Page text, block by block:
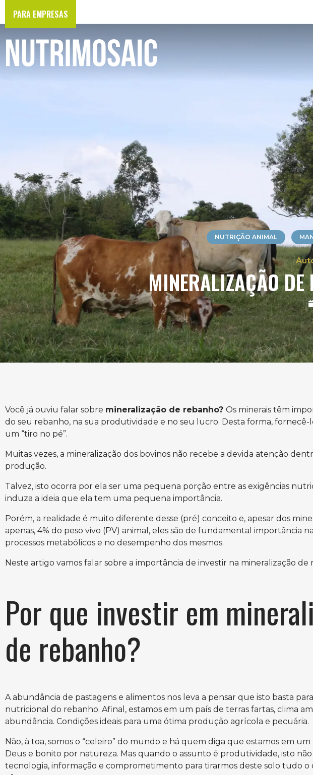
PARA EMPRESAS
NUTRIÇÃO ANIMAL
MINERALIZAÇÃO DE
Você já ouviu falar sobre mineralização de rebanho? Os minerais têm
do seu rebanho, na sua produtividade e no seu lucro. Desta forma,
um “tiro no pé”.
Muitas vezes, a mineralização dos bovinos não recebe a devida atenção
produção.
Talvez, isto ocorra por ela ser uma pequena porção entre as exigências
induza a ideia que ela tem uma pequena importância.
Porém, a realidade é muito diferente desse (pré) conceito e, apesar dos
apenas, 4% do peso vivo (PV) animal, eles são de fundamental importância
processos metabólicos e no desempenho dos mesmos.
Neste artigo vamos falar sobre a importância de investir na mineralização de
Por que investir em
de rebanho?
A abundância de pastagens e alimentos nos leva a pensar que isto basta
nutricional do rebanho. Afinal, estamos em um país de terras fartas, clima
abundância. Condições ideais para uma ótima produção agrícola e pecuária.
Não, à toa, somos o “celeiro” do mundo e há quem diga que estamos em
Deus e bonito por natureza. Mas quando o assunto é produtividade, isto não
tecnologia, informação e comprometimento para tirarmos deste solo tudo o